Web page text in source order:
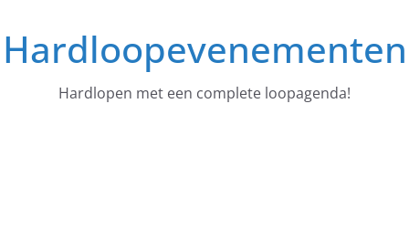
naar
deHardloopevenementen
Hardlopen met een complete loopagenda!